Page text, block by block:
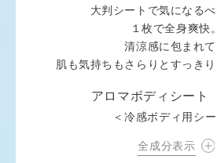
大判シートで気になる
１枚で全身爽快。
清涼感に包まれて
肌も気持ちもさらりとすっきり
アロマボディシート
＜冷感ボディ用シー
全成分表示